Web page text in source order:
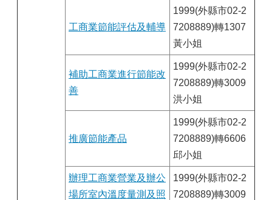
工商業節能評估及輔導
1999(外縣市02-2
7208889)轉1307
黃小姐
補助工商業進行節能改
善
1999(外縣市02-2
7208889)轉3009
洪小姐
推廣節能產品
1999(外縣市02-2
7208889)轉6606
邱小姐
辦理工商業營業及辦公
場所室內溫度量測及照
1999(外縣市02-2
7208889)轉3009